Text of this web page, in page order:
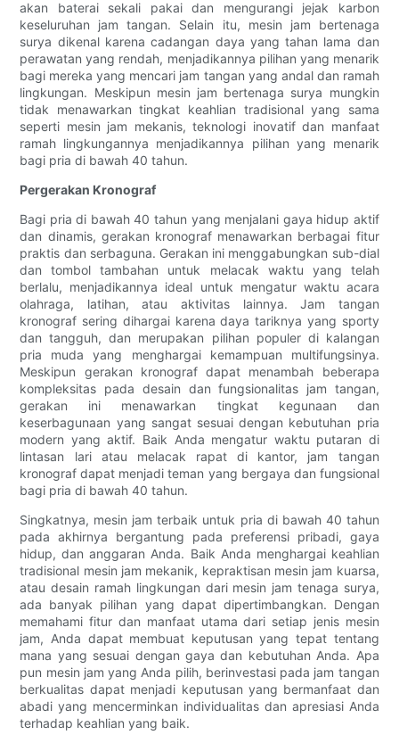
akan baterai sekali pakai dan mengurangi jejak karbon
keseluruhan jam tangan. Selain itu, mesin jam bertenaga
surya dikenal karena cadangan daya yang tahan lama dan
perawatan yang rendah, menjadikannya pilihan yang menarik
bagi mereka yang mencari jam tangan yang andal dan ramah
lingkungan. Meskipun mesin jam bertenaga surya mungkin
tidak menawarkan tingkat keahlian tradisional yang sama
seperti mesin jam mekanis, teknologi inovatif dan manfaat
ramah lingkungannya menjadikannya pilihan yang menarik
bagi pria di bawah 40 tahun.
Pergerakan Kronograf
Bagi pria di bawah 40 tahun yang menjalani gaya hidup aktif
dan dinamis, gerakan kronograf menawarkan berbagai fitur
praktis dan serbaguna. Gerakan ini menggabungkan sub-dial
dan tombol tambahan untuk melacak waktu yang telah
berlalu, menjadikannya ideal untuk mengatur waktu acara
olahraga, latihan, atau aktivitas lainnya. Jam tangan
kronograf sering dihargai karena daya tariknya yang sporty
dan tangguh, dan merupakan pilihan populer di kalangan
pria muda yang menghargai kemampuan multifungsinya.
Meskipun gerakan kronograf dapat menambah beberapa
kompleksitas pada desain dan fungsionalitas jam tangan,
gerakan ini menawarkan tingkat kegunaan dan
keserbagunaan yang sangat sesuai dengan kebutuhan pria
modern yang aktif. Baik Anda mengatur waktu putaran di
lintasan lari atau melacak rapat di kantor, jam tangan
kronograf dapat menjadi teman yang bergaya dan fungsional
bagi pria di bawah 40 tahun.
Singkatnya, mesin jam terbaik untuk pria di bawah 40 tahun
pada akhirnya bergantung pada preferensi pribadi, gaya
hidup, dan anggaran Anda. Baik Anda menghargai keahlian
tradisional mesin jam mekanik, kepraktisan mesin jam kuarsa,
atau desain ramah lingkungan dari mesin jam tenaga surya,
ada banyak pilihan yang dapat dipertimbangkan. Dengan
memahami fitur dan manfaat utama dari setiap jenis mesin
jam, Anda dapat membuat keputusan yang tepat tentang
mana yang sesuai dengan gaya dan kebutuhan Anda. Apa
pun mesin jam yang Anda pilih, berinvestasi pada jam tangan
berkualitas dapat menjadi keputusan yang bermanfaat dan
abadi yang mencerminkan individualitas dan apresiasi Anda
terhadap keahlian yang baik.